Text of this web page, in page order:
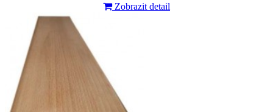
Zobrazit detail